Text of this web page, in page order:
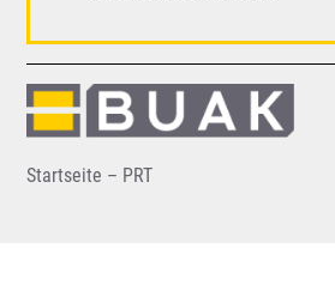
Startseite – PRT